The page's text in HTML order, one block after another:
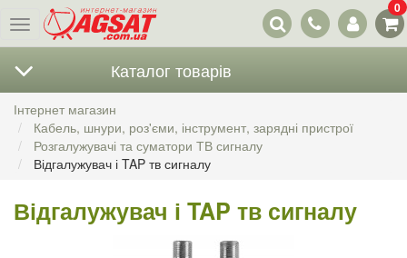
Меню
Наші
контакти
0
Каталог товарів
Інтернет магазин
Кабель, шнури, роз'єми, інструмент, зарядні пристрої
Розгалужувачі та суматори ТВ сигналу
Відгалужувач і TAP тв сигналу
Відгалужувач і TAP тв сигналу